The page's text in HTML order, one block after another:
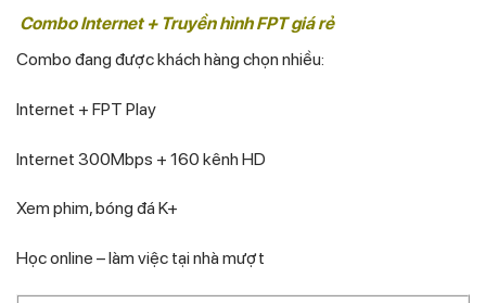
Combo Internet + Truyền hình FPT giá rẻ
Combo đang được khách hàng chọn nhiều:
Internet + FPT Play
Internet 300Mbps + 160 kênh HD
Xem phim, bóng đá K+
Học online – làm việc tại nhà mượt